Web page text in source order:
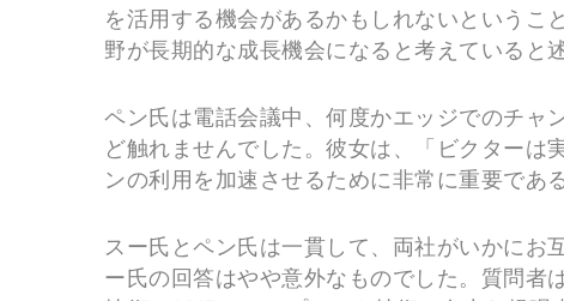
を活用する機会があるかもしれないというこ
野が長期的な成長機会になると考えていると
ペン氏は電話会議中、何度かエッジでのチャ
ど触れませんでした。彼女は、「ビクターは
ンの利用を加速させるために非常に重要であ
スー氏とペン氏は一貫して、両社がいかにお
ー氏の回答はやや意外なものでした。質問者